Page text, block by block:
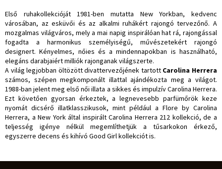
Első ruhakollekcióját 1981-ben mutatta New Yorkban, kedvenc
városában, az esküvői és az alkalmi ruhákért rajongó tervezőnő. A
mozgalmas világváros, mely a mai napig inspirálóan hat rá, rajongással
fogadta a harmonikus személyiségű, művészetekért rajongó
designert. Kényelmes, nőies és a mindennapokban is használható,
elegáns darabjaiért milliók rajonganak világszerte.
A világ legjobban öltözött divattervezőjének tartott Carolina Herrera
számos, szépen megkomponált illattal ajándékozta meg a világot.
1988-ban jelent meg első női illata a sikkes és impulzív Carolina Herrera.
Ezt követően gyorsan érkeztek, a legnevesebb parfümőrök keze
nyomát dicsérő illatklasszikusok, mint például a Flore by Carolina
Herrera, a New York által inspirált Carolina Herrera 212 kollekció, de a
teljesség igénye nélkül megemlíthetjük a tűsarkokon érkező,
egyszerre decens és kihívó Good Girl kollekciót is.